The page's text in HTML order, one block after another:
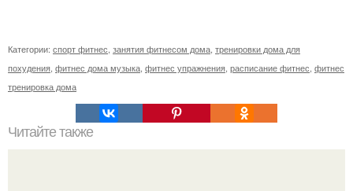
Категории: спорт фитнес занятия фитнесом дома тренировки дома для
похудения фитнес дома музыка фитнес упражнения расписание фитнес фитнес
тренировка дома
Читайте также